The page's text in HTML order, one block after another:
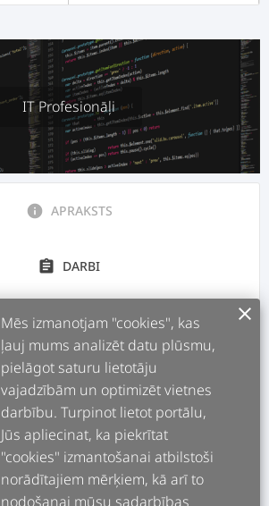
IT Profesionāļi
info APRAKSTS
assignment DARBI
forumPOSTI
messageATSAUKSMES
Vietnes izveide
2500
euro/h
Mēs izmanotjam "cookies", kas
ļauj mums analizēt datu plūsmu,
pielāgot saturu lietotāju
vajadzībām un optimizēt vietnes
darbību. Turpinot lietot portālu,
Jūs apliecinat, ka piekrītat
"cookies" izmantošanai atbilstoši
norādītajiem mērķiem, kā arī to
nodošanai mūsu sadarbības
clear